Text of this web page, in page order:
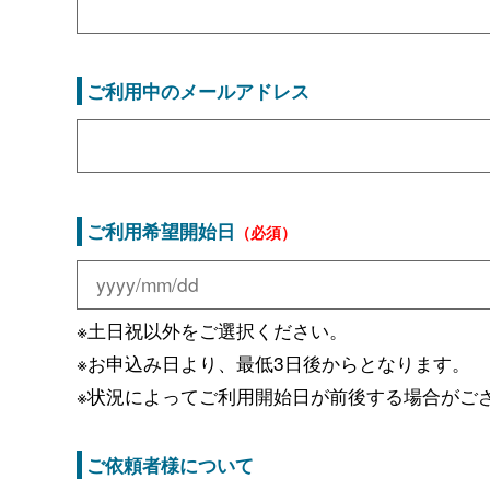
ご利用中のメールアドレス
ご利用希望開始日 （必須）
※土日祝以外をご選択ください。
※お申込み日より、最低3日後からとなります。
※状況によってご利用開始日が前後する場合がご
ご依頼者様について